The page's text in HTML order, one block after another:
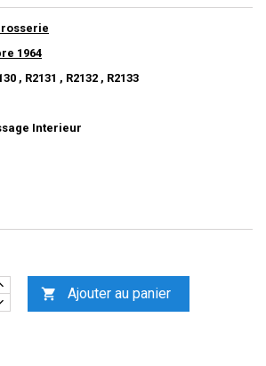
1964
, R2131 , R2132 , R2133
Interieur
 Ajouter au panier